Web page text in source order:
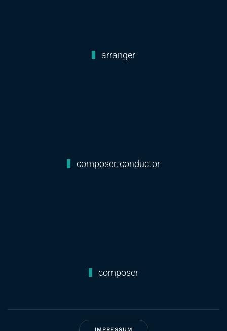
arranger
composer, conductor
composer